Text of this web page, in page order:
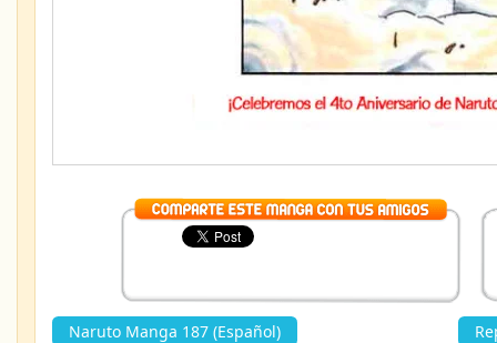
Naruto Manga 187 (Español)